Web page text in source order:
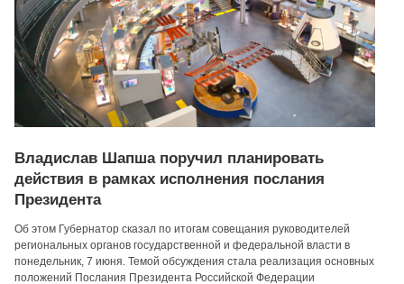
Владислав Шапша поручил планировать
действия в рамках исполнения послания
Президента
Об этом Губернатор сказал по итогам совещания руководителей
региональных органов государственной и федеральной власти в
понедельник, 7 июня. Темой обсуждения стала реализация основных
положений Послания Президента Российской Федерации